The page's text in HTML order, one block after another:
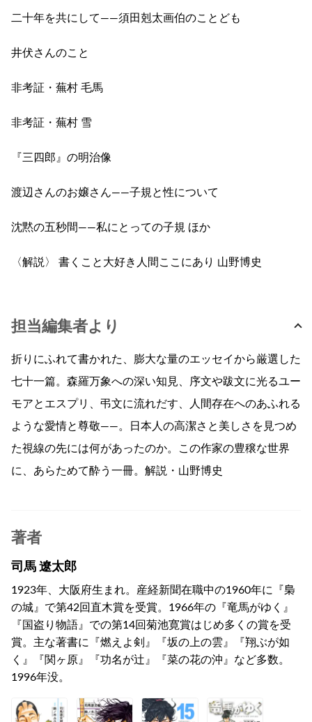
二十年を共にして――須田剋太画伯のことども
井伏さんのこと
非考証・蕪村 毛馬
非考証・蕪村 雪
『三四郎』の明治像
渡辺さんのお嬢さん――子規と性について
沈黙の五秒間――私にとっての子規 ほか
〈解説〉 書くこと大好き人間ここにあり 山野博史
担当編集者より
折りにふれて書かれた、膨大な量のエッセイから厳選した
七十一篇。森羅万象への深い知見、序文や跋文に光るユー
モアとエスプリ、弔文に流れだす、人間存在へのあふれる
ような愛情と尊敬——。日本人の高潔さと美しさを見つめ
た視線の先には何があったのか。この作家の豊穣な世界
に、あらためて酔う一冊。解説・山野博史
著者
司馬 遼太郎
1923年、大阪府生まれ。産経新聞在職中の1960年に『梟
の城』で第42回直木賞を受賞。1966年の『竜馬がゆく』
『国盗り物語』での第14回菊池寛賞はじめ多くの賞を受
賞。主な著書に『燃えよ剣』『坂の上の雲』『翔ぶが如
く』『関ヶ原』『功名が辻』『菜の花の沖』など多数。
1996年没。